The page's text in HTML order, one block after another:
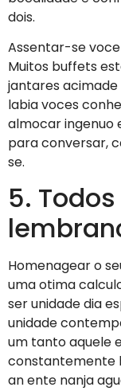
dois.
Assentar-se
Muitos buffets
jantares
labia voces
almocar ingenuo
para conversar,
se.
5.
Homenagear o
uma otima
ser unidade dia
unidade
um tanto aquele
constantemente
an ente nanja